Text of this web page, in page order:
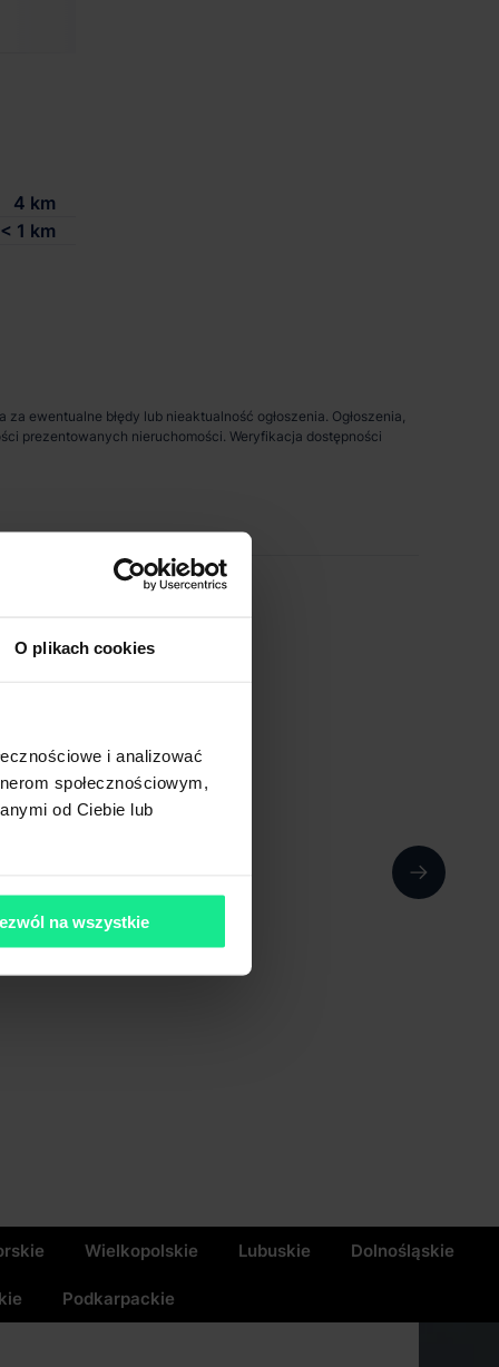
O plikach cookies
i analizować
społecznościowym,
od Ciebie lub
na wszystkie
4 km
< 1 km
ewentualne błędy lub nieaktualność ogłoszenia. Ogłoszenia,
prezentowanych nieruchomości. Weryfikacja dostępności
Wielkopolskie Lubuskie Dolnośląskie
Podkarpackie